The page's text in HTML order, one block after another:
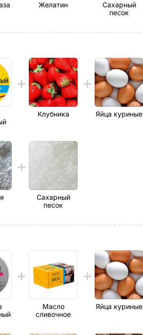
Желатин
Сахарный
песок
Клубника Яйца куриные
Сахарный
песок
Масло
сливочное
Яйца куриные